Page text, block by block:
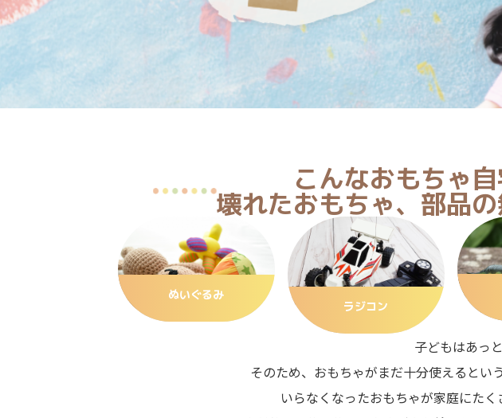
こんなおもちゃ
壊れたおもちゃ、部品
ぬいぐるみ
ラジコン
子どもはあっ
そのため、おもちゃがまだ十分使えるとい
いらなくなったおもちゃが家庭にた